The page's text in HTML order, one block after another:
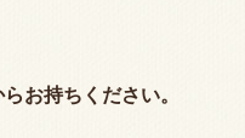
お持ちください。